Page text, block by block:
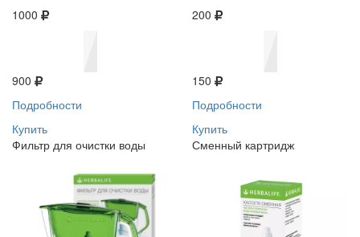
1000
900
Подробности
Купить
200
150
Подробности
Купить
Фильтр для очистки воды
Сменный картридж